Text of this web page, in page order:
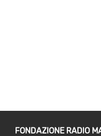
FONDAZIONE RADIO